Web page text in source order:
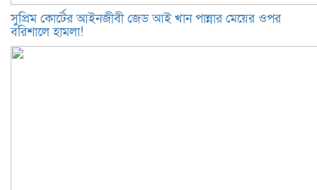
সুপ্রিম কোর্টের আইনজীবী জেড আই খান পান্নার মেয়ের ওপর
বরিশালে হামলা!